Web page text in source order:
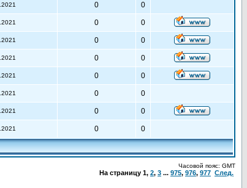
0 0
0 0
0 0
0 0
0 0
0 0
0 0
0 0
Часовой пояс: GMT
На страницу 1, 2, 3 ... 975, 976, 977 След.